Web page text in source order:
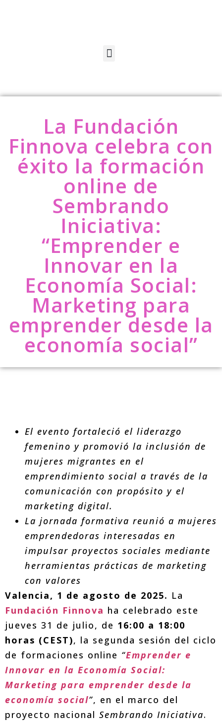
La Fundación
Finnova celebra con
éxito la formación
online de
Sembrando
Iniciativa:
“Emprender e
Innovar en la
Economía Social:
Marketing para
emprender desde la
economía social”
El evento fortaleció el liderazgo
femenino y promovió la inclusión de
mujeres migrantes en el
emprendimiento social a través de la
comunicación con propósito y el
marketing digital.
La jornada formativa reunió a mujeres
emprendedoras interesadas en
impulsar proyectos sociales mediante
herramientas prácticas de marketing
con valores
Valencia, 1 de agosto de 2025. La
Fundación Finnova ha celebrado este
jueves 31 de julio, de 16:00 a 18:00
horas (CEST), la segunda sesión del ciclo
de formaciones online “Emprender e
Innovar en la Economía Social:
Marketing para emprender desde la
economía social”, en el marco del
proyecto nacional Sembrando Iniciativa.